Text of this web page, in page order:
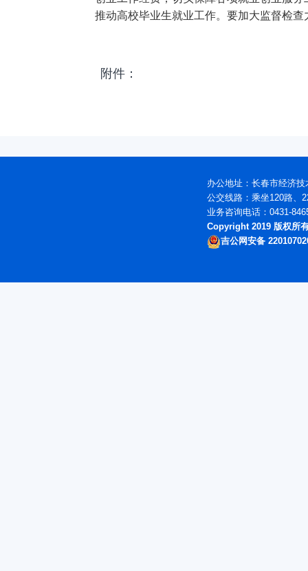
推动高校毕业生就业工作。要加大监督检
附件：
办公地址：长春市经济
公交线路：乘坐120路、
业务咨询电话：0431-
Copyright 2019 版权所
吉公网安备